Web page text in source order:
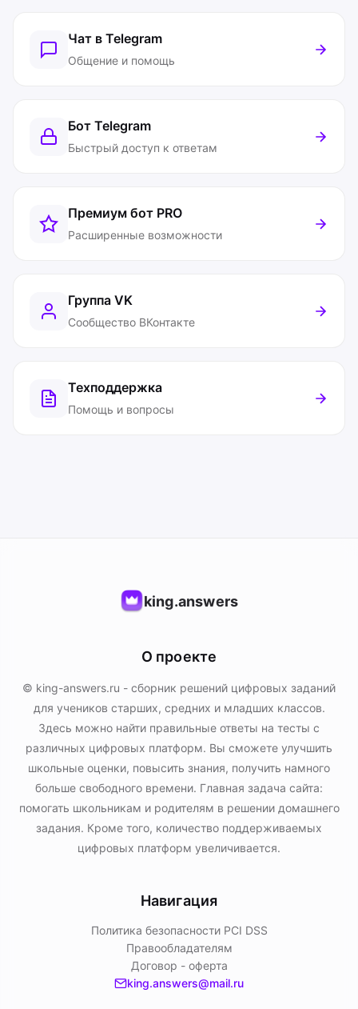
Чат в Telegram
Общение и помощь
Бот Telegram
Быстрый доступ к ответам
Премиум бот PRO
Расширенные возможности
Группа VK
Сообщество ВКонтакте
Техподдержка
Помощь и вопросы
king.answers
О проекте
© king-answers.ru - сборник решений цифровых заданий
для учеников старших, средних и младших классов.
Здесь можно найти правильные ответы на тесты с
различных цифровых платформ. Вы сможете улучшить
школьные оценки, повысить знания, получить намного
больше свободного времени. Главная задача сайта:
помогать школьникам и родителям в решении домашнего
задания. Кроме того, количество поддерживаемых
цифровых платформ увеличивается.
Навигация
Политика безопасности PСI DSS
Правообладателям
Договор - оферта
king.answers@mail.ru